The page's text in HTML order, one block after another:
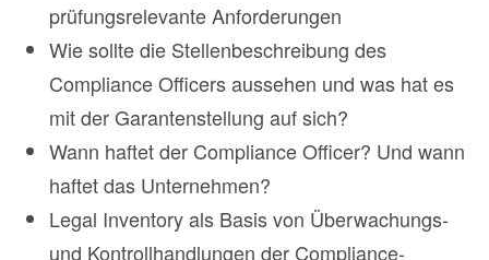
prüfungsrelevante Anforderungen
Wie sollte die Stellenbeschreibung des
Compliance Officers aussehen und was hat es
mit der Garantenstellung auf sich?
Wann haftet der Compliance Officer? Und wann
haftet das Unternehmen?
Legal Inventory als Basis von Überwachungs-
und Kontrollhandlungen der Compliance-